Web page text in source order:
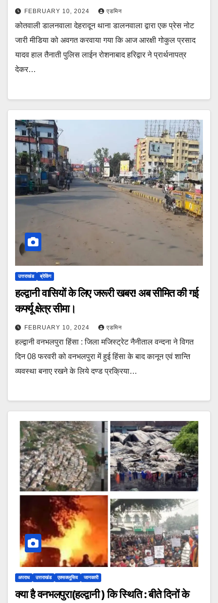
FEBRUARY 10, 2024 एडमिन
कोतवाली डालनवाला देहरादून थाना डालनवाला द्वारा एक प्रेस नोट
जारी मीडिया को अवगत करवाया गया कि आज आरक्षी गोकुल प्रसाद
यादव हाल तैनाती पुलिस लाईन रोशनाबाद हरिद्वार ने प्रार्थनापत्र
देकर…
उत्तराखंड ब्रेकिंग
हल्द्वानी वासियों के लिए जरूरी खबर! अब सीमित की गई
कर्फ्यू क्षेत्र सीमा।
FEBRUARY 10, 2024 एडमिन
हल्द्वानी वनभलपुरा हिंसा : जिला मजिस्ट्रेट नैनीताल वन्दना ने विगत
दिन 08 फरवरी को वनभलपुरा में हुई हिंसा के बाद कानून एवं शान्ति
व्यवस्था बनाए रखने के लिये दण्ड प्रक्रिया…
अपराध उत्तराखंड एक्सक्लूसिव जानकारी
क्या है वनभलपुरा(हल्द्वानी ) कि स्थिति : बीते दिनों के